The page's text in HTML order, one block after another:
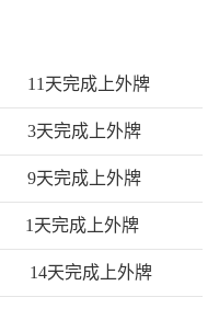
11天完成上外牌
3天完成上外牌
9天完成上外牌
1天完成上外牌
14天完成上外牌